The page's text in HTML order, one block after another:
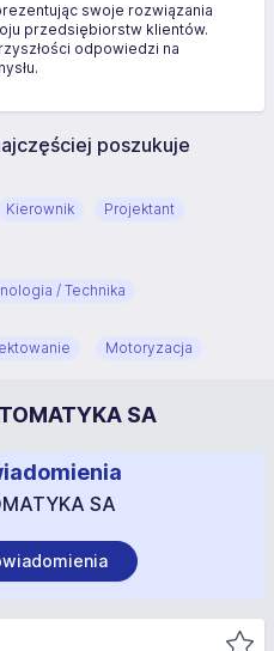
swoje rozwiązania
przedsiębiorstw klientów.
odpowiedzi na
poszukuje
Kierownik
Projektant
/ Technika
Motoryzacja
SA
SA